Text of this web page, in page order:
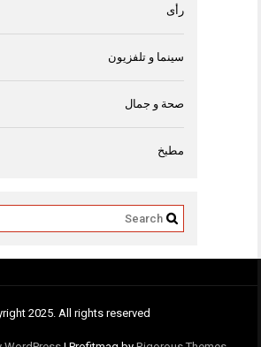
رأى
سينما و تلفزيون
صحة و جمال
مطبخ
2025. All rights reserved